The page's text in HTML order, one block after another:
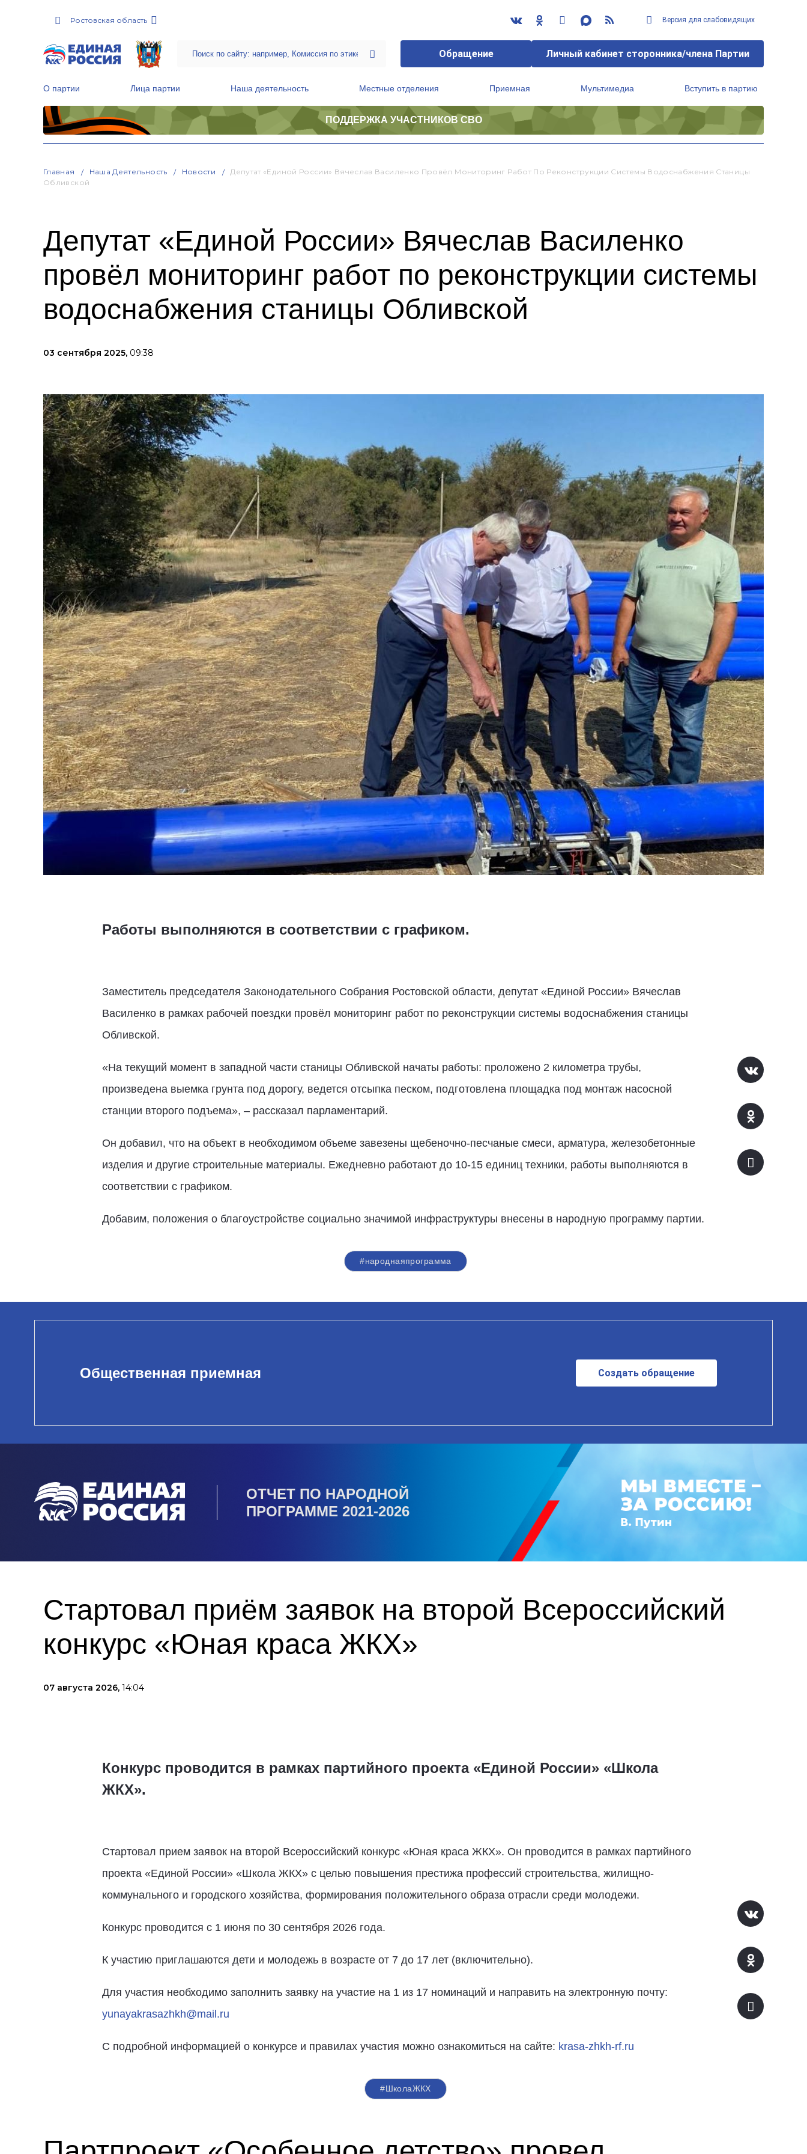
Ростовская область Версия для слабовидящих
Обращение Личный кабинет сторонника/члена Партии
О партии Лица партии Наша деятельность Местные отделения Приемная Мультимедиа Вступить в партию
ПОДДЕРЖКА УЧАСТНИКОВ СВО
Главная Наша Деятельность Новости
Депутат «Единой России» Вячеслав Василенко Провёл Мониторинг Работ По Реконструкции Системы Водоснабжения Станицы
Обливской
Депутат «Единой России» Вячеслав Василенко
провёл мониторинг работ по реконструкции системы
водоснабжения станицы Обливской
03 сентября 2025, 09:38
Работы выполняются в соответствии с графиком.
Заместитель председателя Законодательного Собрания Ростовской области, депутат «Единой России» Вячеслав
Василенко в рамках рабочей поездки провёл мониторинг работ по реконструкции системы водоснабжения станицы
Обливской.
«На текущий момент в западной части станицы Обливской начаты работы: проложено 2 километра трубы,
произведена выемка грунта под дорогу, ведется отсыпка песком, подготовлена площадка под монтаж насосной
станции второго подъема», – рассказал парламентарий.
Он добавил, что на объект в необходимом объеме завезены щебеночно-песчаные смеси, арматура, железобетонные
изделия и другие строительные материалы. Ежедневно работают до 10-15 единиц техники, работы выполняются в
соответствии с графиком.
Добавим, положения о благоустройстве социально значимой инфраструктуры внесены в народную программу партии.
#народнаяпрограмма
Общественная приемная Создать обращение
ОТЧЕТ ПО НАРОДНОЙ
ПРОГРАММЕ 2021-2026
Стартовал приём заявок на второй Всероссийский
конкурс «Юная краса ЖКХ»
07 августа 2026, 14:04
Конкурс проводится в рамках партийного проекта «Единой России» «Школа
ЖКХ».
Стартовал прием заявок на второй Всероссийский конкурс «Юная краса ЖКХ». Он проводится в рамках партийного
проекта «Единой России» «Школа ЖКХ» с целью повышения престижа профессий строительства, жилищно-
коммунального и городского хозяйства, формирования положительного образа отрасли среди молодежи.
Конкурс проводится с 1 июня по 30 сентября 2026 года.
К участию приглашаются дети и молодежь в возрасте от 7 до 17 лет (включительно).
Для участия необходимо заполнить заявку на участие на 1 из 17 номинаций и направить на электронную почту:
yunayakrasazhkh@mail.ru
С подробной информацией о конкурсе и правилах участия можно ознакомиться на сайте: krasa-zhkh-rf.ru
#ШколаЖКХ